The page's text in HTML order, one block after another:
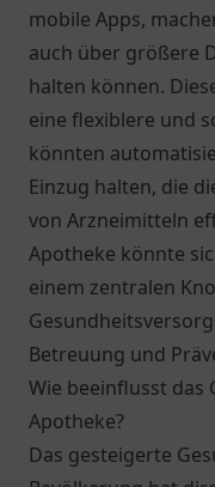
mobile Apps,
auch über größere
halten können.
eine flexiblere und
könnten
Einzug halten, die
von Arzneimitteln
Apotheke könnte
einem zentralen
Betreuung und
Wie beeinflusst das
Apotheke?
Das gesteigerte